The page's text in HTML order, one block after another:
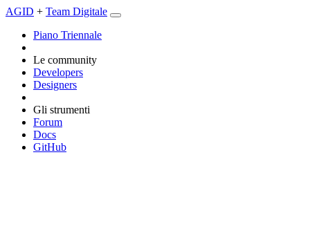
AGID + Team Digitale
Piano Triennale
Le community
Developers
Designers
Gli strumenti
Forum
Docs
GitHub